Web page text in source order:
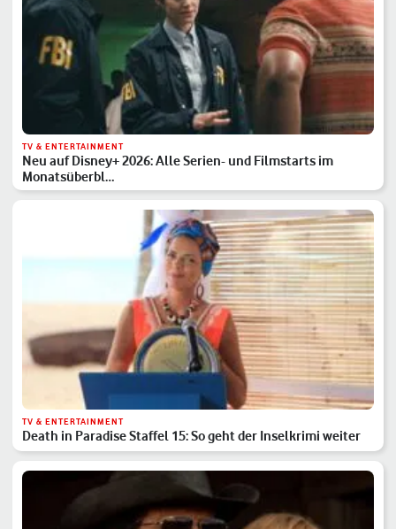
TV & ENTERTAINMENT
Neu auf Disney+ 2026: Alle Serien- und Filmstarts im
Monatsüberbl…
TV & ENTERTAINMENT
Death in Paradise Staffel 15: So geht der Inselkrimi weiter